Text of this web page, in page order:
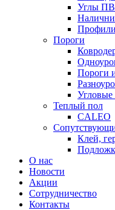
Углы
Пороги
Пороги
Угловые
Теплый пол
CALEO
Клей,
О нас
Новости
Акции
Сотрудничество
Контакты